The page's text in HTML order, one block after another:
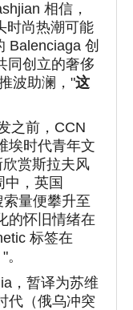
相信，
时尚热潮可能
Balenciaga 创
同创立的奢侈
波助澜，"这
之前，CCN
埃时代青年文
赏斯拉夫风
，英国
索量便攀升至
的怀旧情绪在
标签在
，暂译为苏维
代（俄乌冲突